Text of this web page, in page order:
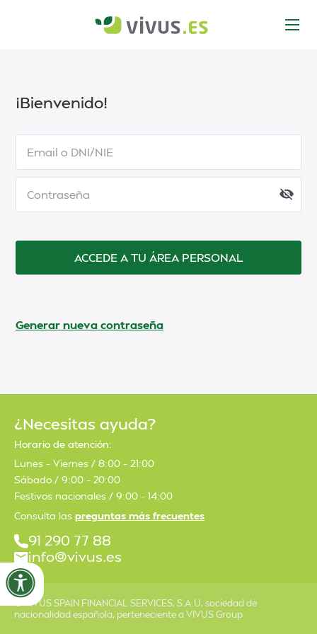
¡Bienvenido!
Email o DNI/NIE
Contraseña
ACCEDE A TU ÁREA PERSONAL
Generar nueva contraseña
¿Necesitas ayuda?
Horario de atención:
Lunes – Viernes / 8:00 – 21:00
Sábado / 9:00 – 20:00
Festivos nacionales / 9:00 – 14:00
Consulta las preguntas más frecuentes
91 290 77 88
info@vivus.es
© VIVUS SPAIN FINANCIAL SERVICES, S.A.U, sociedad de
nacionalidad española, perteneciente a VIVUS Group